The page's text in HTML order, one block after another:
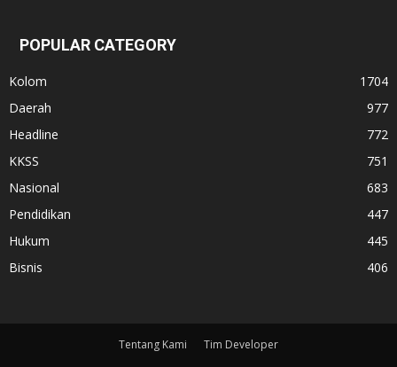
POPULAR CATEGORY
Kolom
1704
Daerah
977
Headline
772
KKSS
751
Nasional
683
Pendidikan
447
Hukum
445
Bisnis
406
Tentang Kami Tim Developer